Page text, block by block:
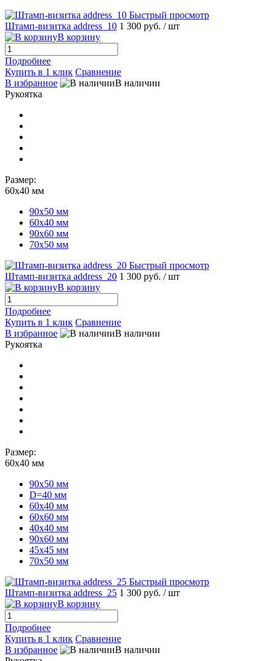
Быстрый просмотр
Штамп-визитка address_10 1 300 руб. / шт
В корзину
Подробнее
Купить в 1 клик Сравнение
В избранное
В наличии
Рукоятка
Размер:
60х40 мм
90х50 мм
60х40 мм
90х60 мм
70х50 мм
Быстрый просмотр
Штамп-визитка address_20 1 300 руб. / шт
В корзину
Подробнее
Купить в 1 клик Сравнение
В избранное
В наличии
Рукоятка
Размер:
60х40 мм
90х50 мм
D=40 мм
60х40 мм
60х60 мм
40х40 мм
90х60 мм
45х45 мм
70х50 мм
Быстрый просмотр
Штамп-визитка address_25 1 300 руб. / шт
В корзину
Подробнее
Купить в 1 клик Сравнение
В избранное
В наличии